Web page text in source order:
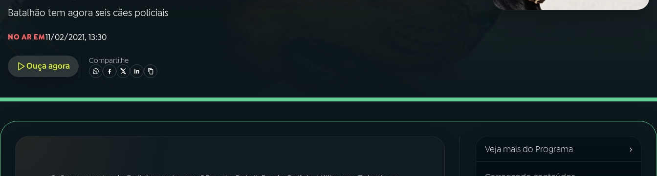
04PROGRAMAS
Batalhão tem agora seis cães policiais
NO AR EM11/02/2021, 13:30
Ouça agora
Compartilhe
Veja mais do Programa ›